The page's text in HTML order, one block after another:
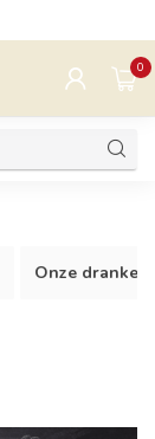
0
Onze